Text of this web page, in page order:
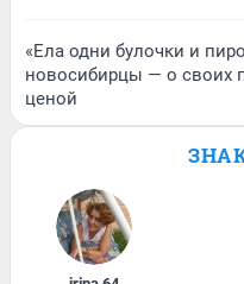
«Ела одни булочки и
новосибирцы — о своих
ценой